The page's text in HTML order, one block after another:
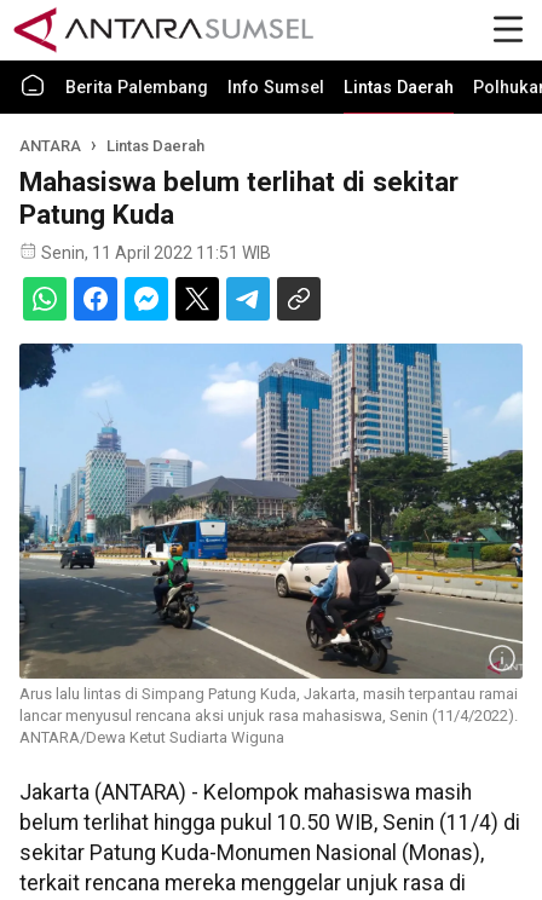
Berita Palembang Info Sumsel Lintas Daerah
ANTARA Lintas Daerah
Mahasiswa belum terlihat di sekitar
Patung Kuda
Senin, 11 April 2022 11:51 WIB
Arus lalu lintas di Simpang Patung Kuda, Jakarta, masih terpantau ramai
lancar menyusul rencana aksi unjuk rasa mahasiswa, Senin (11/4/2022).
ANTARA/Dewa Ketut Sudiarta Wiguna
Jakarta (ANTARA) - Kelompok mahasiswa masih
belum terlihat hingga pukul 10.50 WIB, Senin (11/4) di
sekitar Patung Kuda-Monumen Nasional (Monas),
terkait rencana mereka menggelar unjuk rasa di